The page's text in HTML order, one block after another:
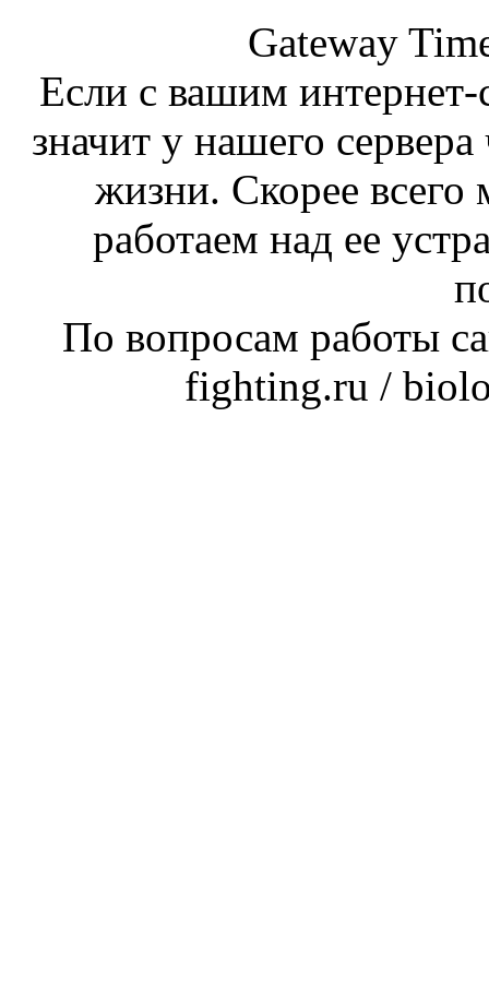
Gateway
Если с вашим интернет-
значит у нашего
жизни. Скорее
работаем над ее
По вопросам работы
fighting.ru /